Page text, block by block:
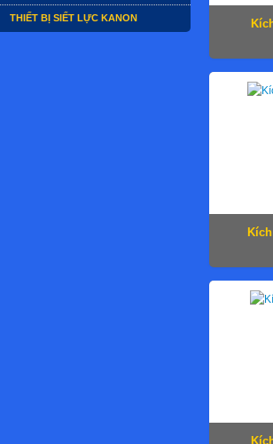
THIẾT BỊ SIẾT LỰC KANON